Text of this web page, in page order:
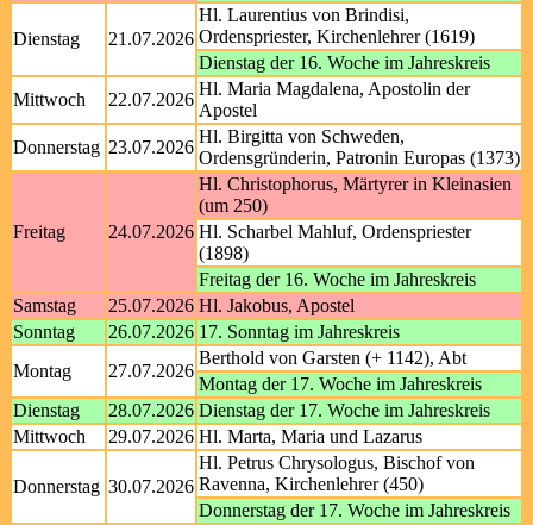
Dienstag 21.07.2026
Hl. Laurentius von Brindisi,
Ordenspriester, Kirchenlehrer (1619)
Dienstag der 16. Woche im Jahreskreis
Mittwoch
22.07.2026
Hl. Maria Magdalena, Apostolin der
Apostel
Donnerstag 23.07.2026
Hl. Birgitta von Schweden,
Ordensgründerin, Patronin Europas (1373)
Freitag 24.07.2026
Hl. Christophorus, Märtyrer in Kleinasien
(um 250)
Hl. Scharbel Mahluf, Ordenspriester
(1898)
Freitag der 16. Woche im Jahreskreis
Samstag
25.07.2026 Hl. Jakobus, Apostel
Sonntag
26.07.2026 17. Sonntag im Jahreskreis
Montag
27.07.2026
Berthold von Garsten (+ 1142), Abt
Montag der 17. Woche im Jahreskreis
Dienstag
28.07.2026 Dienstag der 17. Woche im Jahreskreis
Mittwoch
29.07.2026 Hl. Marta, Maria und Lazarus
Donnerstag 30.07.2026
Hl. Petrus Chrysologus, Bischof von
Ravenna, Kirchenlehrer (450)
Donnerstag der 17. Woche im Jahreskreis